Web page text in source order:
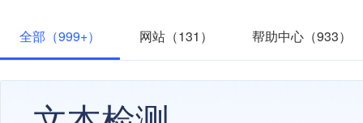
全部（999+） 网站（131） 帮助中心（933）